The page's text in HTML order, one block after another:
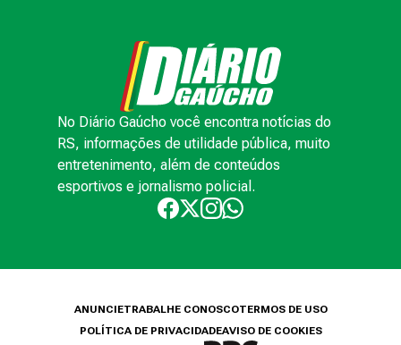
No Diário Gaúcho você encontra notícias do
RS, informações de utilidade pública, muito
entretenimento, além de conteúdos
esportivos e jornalismo policial.
ANUNCIETRABALHE CONOSCOTERMOS DE USO
POLÍTICA DE PRIVACIDADEAVISO DE COOKIES